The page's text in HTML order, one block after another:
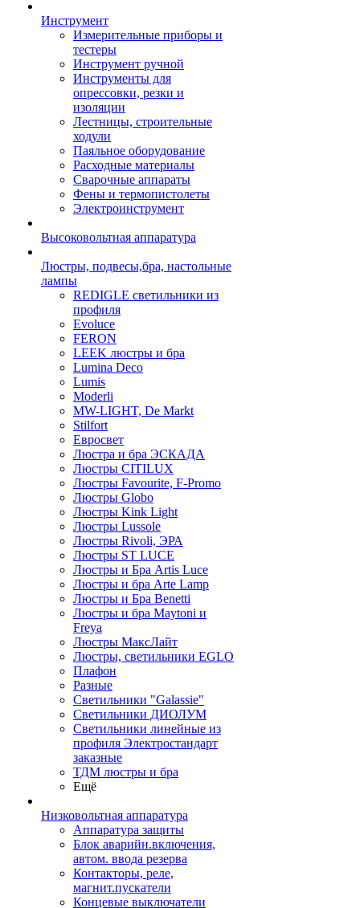
Инструмент
Измерительные приборы и
тестеры
Инструмент ручной
Инструменты для
опрессовки, резки и
изоляции
Лестницы, строительные
ходули
Паяльное оборудование
Расходные материалы
Сварочные аппараты
Фены и термопистолеты
Электроинструмент
Высоковольтная аппаратура
Люстры, подвесы,бра, настольные
лампы
REDIGLE светильники из
профиля
Evoluce
FERON
LEEK люстры и бра
Lumina Deco
Lumis
Moderli
MW-LIGHT, De Markt
Stilfort
Евросвет
Люстра и бра ЭСКАДА
Люстры CITILUX
Люстры Favourite, F-Promo
Люстры Globo
Люстры Kink Light
Люстры Lussole
Люстры Rivoli, ЭРА
Люстры ST LUCE
Люстры и Бра Artis Luce
Люстры и бра Arte Lamp
Люстры и Бра Benetti
Люстры и бра Maytoni и
Freya
Люстры МаксЛайт
Люстры, светильники EGLO
Плафон
Разные
Светильники "Galassie"
Светильники ДИОЛУМ
Светильники линейные из
профиля Электростандарт
заказные
ТДМ люстры и бра
Ещё
Низковольтная аппаратура
Аппаратура защиты
Блок аварийн.включения,
автом. ввода резерва
Контакторы, реле,
магнит.пускатели
Концевые выключатели